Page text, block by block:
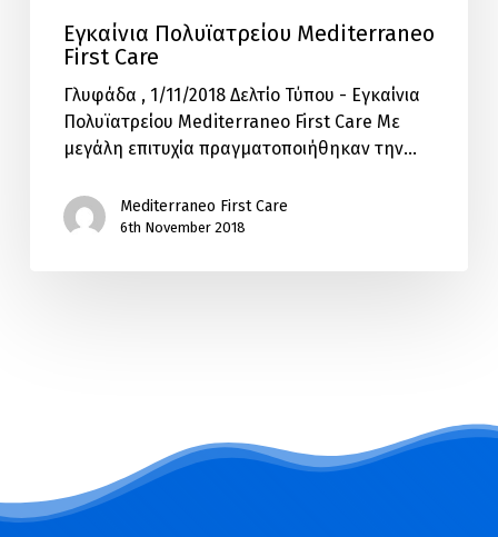
Εγκαίνια Πολυϊατρείου Mediterraneo
First Care
Γλυφάδα , 1/11/2018 Δελτίο Τύπου - Εγκαίνια
Πολυϊατρείου Mediterraneo First Care Με
μεγάλη επιτυχία πραγματοποιήθηκαν την…
Mediterraneo First Care
6th November 2018